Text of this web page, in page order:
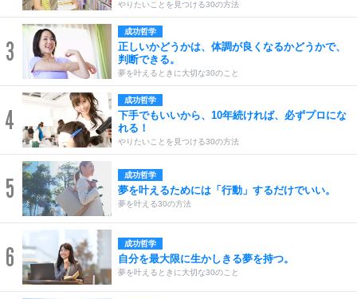
やりたいことを見つける30の方法
3
成功哲学
正しいかどうかは、体調が良くなるかどうかで、
判断できる。
夢を叶えるときに大切な30のこと
4
成功哲学
下手でもいいから、10年続ければ、必ずプロにな
れる！
やりたいことを見つける30の方法
5 成功哲学
夢を叶えるためには「行動」するだけでいい。
夢を叶える30の方法
6 成功哲学
自分を最大限に生かしきる夢を持つ。
夢を叶えるときに大切な30のこと